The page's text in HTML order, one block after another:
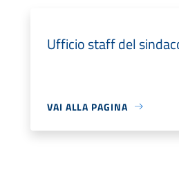
Ufficio staff del
VAI ALLA PAGINA